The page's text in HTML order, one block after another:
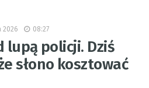
2026 08:27
lupą policji. Dziś
słono kosztować